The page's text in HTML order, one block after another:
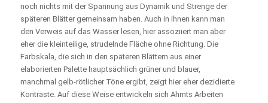
noch nichts mit der Spannung aus Dynamik und Strenge der
späteren Blätter gemeinsam haben. Auch in ­ihnen kann man
den Verweis auf das Wasser lesen, hier ­assoziiert man aber
eher die kleinteilige, ­strudelnde Fläche ohne Richtung. Die
Farbskala, die sich in den späteren Blättern aus einer
elaborierten Palette hauptsächlich grüner und blauer,
manchmal gelb-rötlicher Töne ergibt, zeigt hier eher dezidierte
Kontraste. Auf diese Weise entwickeln sich Ahrnts Arbeiten